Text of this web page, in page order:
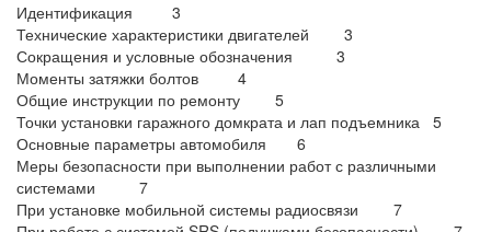
Идентификация 3
Технические характеристики двигателей 3
Сокращения и условные обозначения 3
Моменты затяжки болтов 4
Общие инструкции по ремонту 5
Точки установки гаражного домкрата и лап подъемника 5
Основные параметры автомобиля 6
Меры безопасности при выполнении работ с различными
системами 7
При установке мобильной системы радиосвязи 7